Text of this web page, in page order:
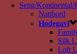
Seng/Kontinental/
Nattbord
Hodegavl
Silk
Loft